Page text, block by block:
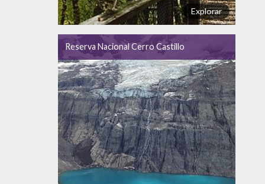
Explorar
Reserva Nacional Cerro Castillo